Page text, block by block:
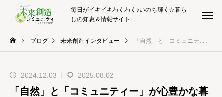
毎日がイキイキわくわく♪いのち輝く☆暮ら
しの知恵＆情報サイト
ブログ 未来創造インタビュー 「自然」と「コミュニティー」が心豊かな暮らしを実現する！【前編】
2024.12.03 2025.08.02
「自然」と「コミュニティー」が心豊かな暮